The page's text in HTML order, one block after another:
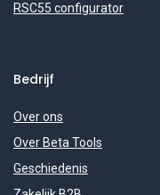
RSC55 configurator
Bedrijf
Over ons
Over Beta Tools
Geschiedenis